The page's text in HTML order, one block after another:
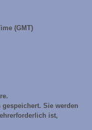
(GMT)
Sie werden
ist,